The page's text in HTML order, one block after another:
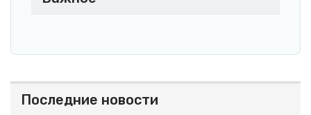
Последние новости